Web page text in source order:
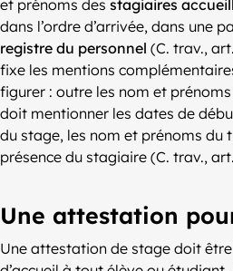
et prénoms des stagiaires
dans l’ordre d’arrivée, dans une
registre du personnel (C. trav.,
fixe les mentions
figurer : outre les nom et
doit mentionner les dates de
du stage, les nom et prénoms du
présence du stagiaire (C. trav., art.
Une attestation
Une attestation de stage doit